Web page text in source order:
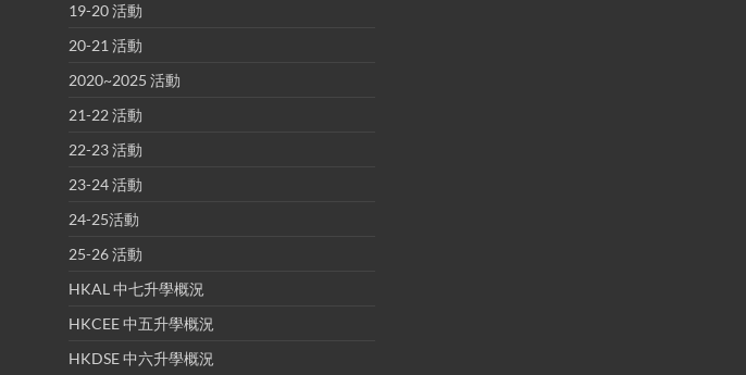
19-20 活動
20-21 活動
2020~2025 活動
21-22 活動
22-23 活動
23-24 活動
24-25活動
25-26 活動
HKAL 中七升學概況
HKCEE 中五升學概況
HKDSE 中六升學概況